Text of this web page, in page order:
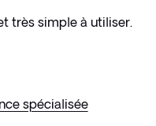
très simple à utiliser.
spécialisée